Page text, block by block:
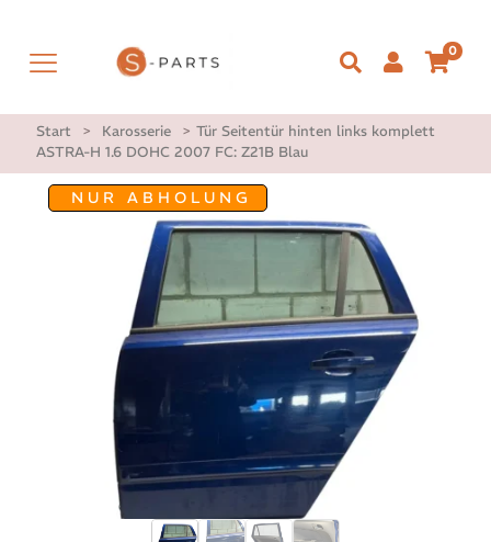
0
Start > Karosserie > Tür Seitentür hinten links komplett
ASTRA-H 1.6 DOHC 2007 FC: Z21B Blau
NUR ABHOLUNG